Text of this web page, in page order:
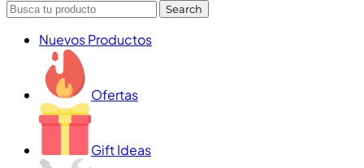
Search
Nuevos Productos
Ofertas
Gift Ideas